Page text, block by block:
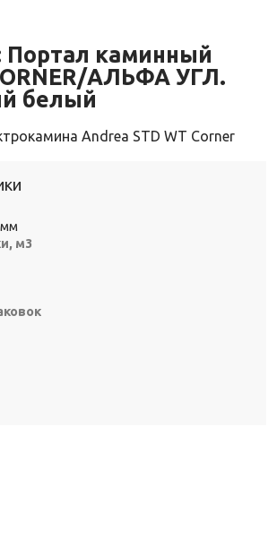
Портал каминный
АЛЬФА УГЛ.
белый
Andrea STD WT Corner
мм
м3